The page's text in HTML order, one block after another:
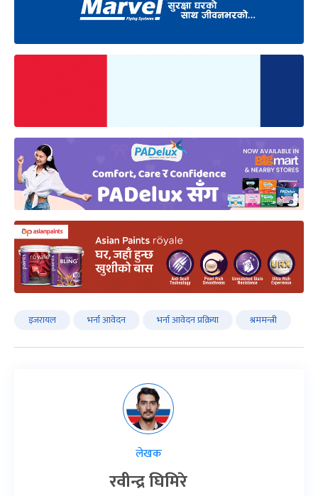
इजरायल भर्ना आवेदन भर्ना आवेदन प्रक्रिया श्रममन्त्री
लेखक
रवीन्द्र घिमिरे